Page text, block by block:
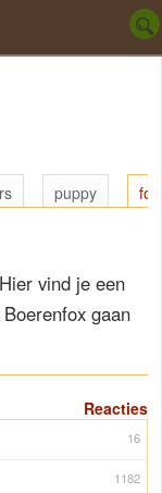
puppy
vind je een
gaan
Reacties
16
1182